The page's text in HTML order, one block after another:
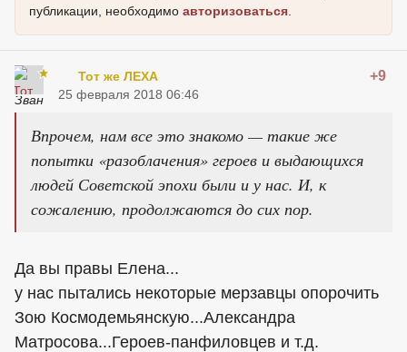
публикации, необходимо авторизоваться
Тот же ЛЕХА +9
25 февраля 2018 06:46
Впрочем, нам все это знакомо — такие же
попытки «разоблачения» героев и выдающихся
людей Советской эпохи были и у нас. И, к
сожалению, продолжаются до сих пор.
Да вы правы Елена...
у нас пытались некоторые мерзавцы опорочить
Зою Космодемьянскую...Александра
Матросова...Героев-панфиловцев и т.д.